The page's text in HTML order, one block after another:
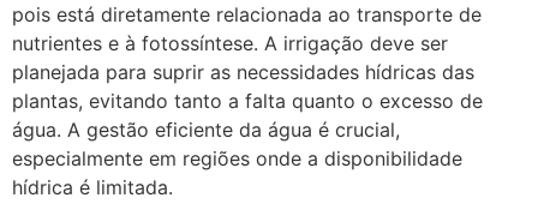
pois está diretamente relacionada ao transporte de
nutrientes e à fotossíntese. A irrigação deve ser
planejada para suprir as necessidades hídricas das
plantas, evitando tanto a falta quanto o excesso de
água. A gestão eficiente da água é crucial,
especialmente em regiões onde a disponibilidade
hídrica é limitada.